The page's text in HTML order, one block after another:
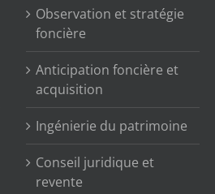
Observation et stratégie
foncière
Anticipation foncière et
acquisition
Ingénierie du patrimoine
Conseil juridique et
revente